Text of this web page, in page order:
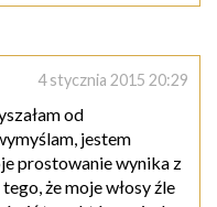
4 stycznia 2015 20:29
od
jestem
prostowanie wynika z
że moje włosy źle